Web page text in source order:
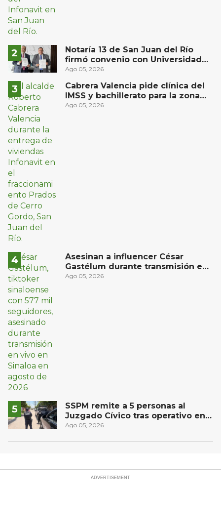
Notaría 13 de San Juan del Río
firmó convenio con Universidad
Privada del Bajío para recibir
Ago 05, 2026
Cabrera Valencia pide clínica del
IMSS y bachillerato para la zona
oriente de San Juan del Río
Ago 05, 2026
Asesinan a influencer César
Gastélum durante transmisión en
vivo en Sinaloa
Ago 05, 2026
SSPM remite a 5 personas al
Juzgado Cívico tras operativo en
San Juan del Río
Ago 05, 2026